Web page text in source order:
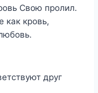
Свою пролил.
как кровь,
друг